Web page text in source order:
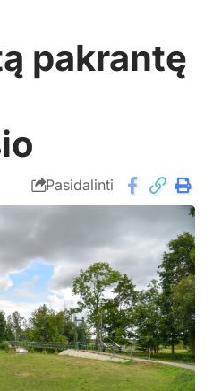
pakrantę
Pasidalinti